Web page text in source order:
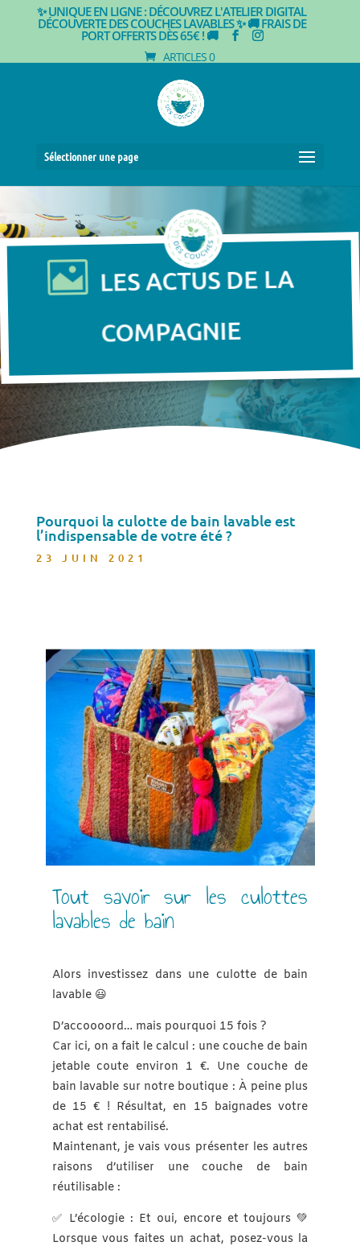
✨ UNIQUE EN LIGNE : DÉCOUVREZ L'ATELIER DIGITAL
DÉCOUVERTE DES COUCHES LAVABLES ✨🚚 FRAIS DE
PORT OFFERTS DÈS 65€ ! 🚚
ARTICLES 0
Sélectionner une page
 LES ACTUS DE LA
COMPAGNIE
Pourquoi la culotte de bain lavable est
l’indispensable de votre été ?
23 JUIN 2021
Tout savoir sur les culottes
lavables de bain
Alors investissez dans une culotte de bain
lavable 😃
D’accoooord… mais pourquoi 15 fois ?
Car ici, on a fait le calcul : une couche de bain
jetable coute environ 1 €. Une couche de
bain lavable sur notre boutique : À peine plus
de 15 € ! Résultat, en 15 baignades votre
achat est rentabilisé.
Maintenant, je vais vous présenter les autres
raisons d’utiliser une couche de bain
réutilisable :
✅ L’écologie : Et oui, encore et toujours 💚
Lorsque vous faites un achat, posez-vous la